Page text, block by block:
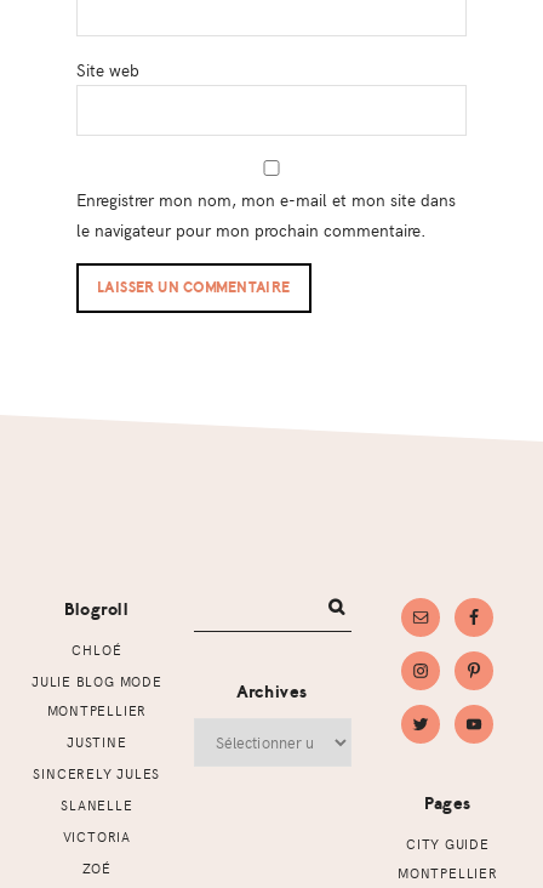
Site web
Enregistrer mon nom, mon e-mail et mon site dans
le navigateur pour mon prochain commentaire.
Blogroll
CHLOÉ
JULIE BLOG MODE
MONTPELLIER
JUSTINE
SINCERELY JULES
SLANELLE
VICTORIA
ZOÉ
Archives
Pages
CITY GUIDE
MONTPELLIER